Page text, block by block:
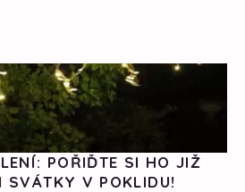
POŘIĎTE SI HO JIŽ
SVÁTKY V POKLIDU!